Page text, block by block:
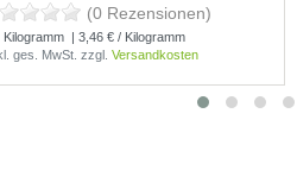
(0 Rezensionen)
Kilogramm | 3,46 € / Kilogramm
ges. MwSt. zzgl.Versandkosten